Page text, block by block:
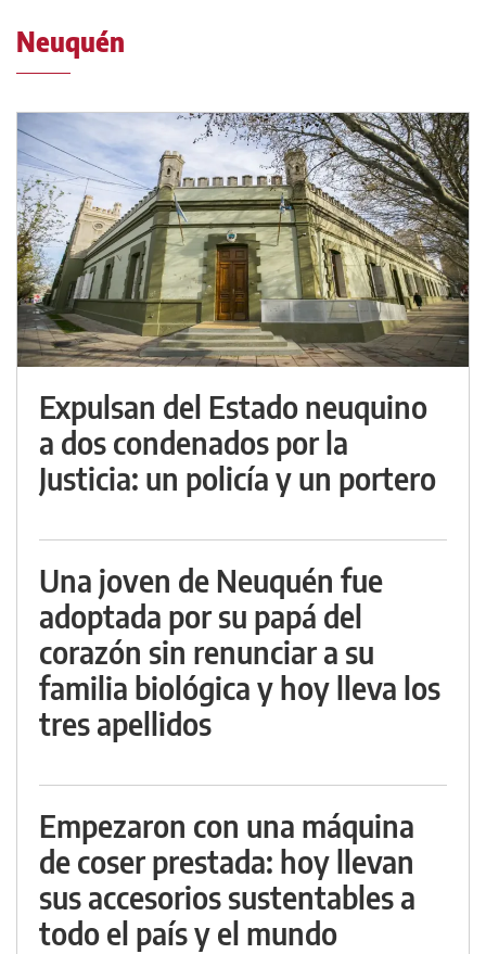
Neuquén
Expulsan del Estado neuquino
a dos condenados por la
Justicia: un policía y un portero
Una joven de Neuquén fue
adoptada por su papá del
corazón sin renunciar a su
familia biológica y hoy lleva los
tres apellidos
Empezaron con una máquina
de coser prestada: hoy llevan
sus accesorios sustentables a
todo el país y el mundo